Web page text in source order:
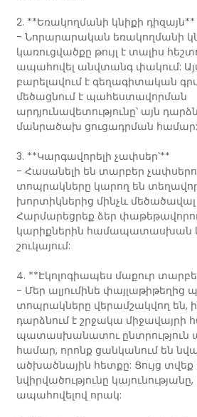
2. **Եռակողմանի կնիքի դիզայն**
- Նորարարական եռակողմանի
կառուցվածքը թույլ է տալիս
ապահովել անվտանգ փակում: Այս
բարելավում է գեղագիտական
մեծացնում է պահեստավորման
արդյունավետությունը՝ այն
մանրածախ ցուցադրման համար:
3. **Կարգավորելի չափսեր՝**
- Հասանելի են տարբեր
տոպրակները կարող են
խորտիկներից մինչև
Հարմարեցրեք ձեր
կարիքներին համապատասխան
շուկայում:
4. **Էկոլոգիապես մաքուր
- Մեր ալյումինե
տոպրակները վերամշակվող են,
դարձնում է շրջակա միջավայրի
պատասխանատու ընտրություն
համար, որոնք ցանկանում են
ածխածնային հետքը: Ցույց տվեք
նվիրվածությունը
ապահովելով որակ: